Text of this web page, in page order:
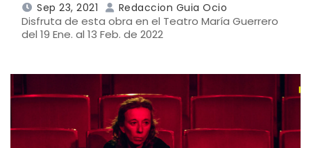
Sep 23, 2021 Redaccion Guia Ocio
Disfruta de esta obra en el Teatro María Guerrero
del 19 Ene. al 13 Feb. de 2022